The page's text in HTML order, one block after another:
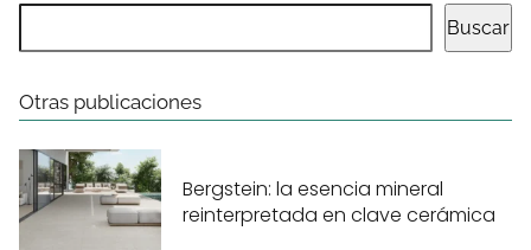
Buscar
Otras publicaciones
Bergstein: la esencia mineral
reinterpretada en clave cerámica